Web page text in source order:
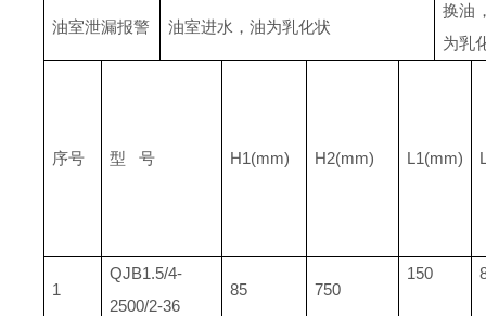
油室泄漏报警 油室进水，油为乳化状
换油
为乳
序号 型 号 H1(mm) H2(mm) L1(mm)
1
QJB1.5/4-
2500/2-36
85 750
150